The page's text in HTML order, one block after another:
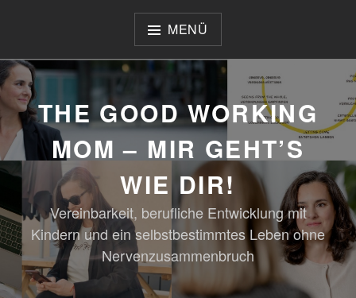
MENÜ
THE GOOD WORKING
MOM – MIR GEHT’S
WIE DIR!
Vereinbarkeit, berufliche Entwicklung mit
Kindern und ein selbstbestimmtes Leben ohne
Nervenzusammenbruch